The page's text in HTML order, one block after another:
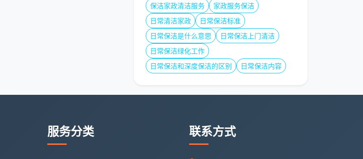
保洁家政清洁服务
家政服务保洁
日常清洁家政
日常保洁标准
日常保洁是什么意思
日常保洁上门清洁
日常保洁绿化工作
日常保洁和深度保洁的区别
日常保洁内容
服务分类 联系方式